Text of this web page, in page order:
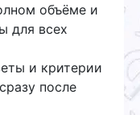
объёме и
для всех
и критерии
после